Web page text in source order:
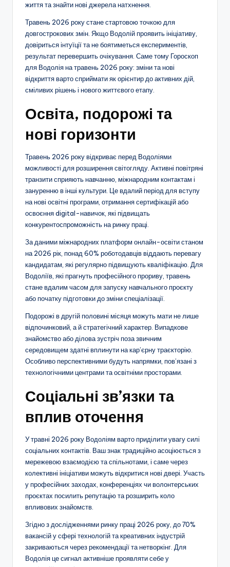
життя та знайти нові джерела натхнення.
Травень 2026 року стане стартовою точкою для
довгострокових змін. Якщо Водолій проявить ініціативу,
довіриться інтуїції та не боятиметься експериментів,
результат перевершить очікування. Саме тому Гороскоп
для Водолія на травень 2026 року: зміни та нові
відкриття варто сприймати як орієнтир до активних дій,
сміливих рішень і нового життєвого етапу.
Освіта, подорожі та
нові горизонти
Травень 2026 року відкриває перед Водоліями
можливості для розширення світогляду. Активні повітряні
транзити сприяють навчанню, міжнародним контактам і
зануренню в інші культури. Це вдалий період для вступу
на нові освітні програми, отримання сертифікацій або
освоєння digital-навичок, які підвищать
конкурентоспроможність на ринку праці.
За даними міжнародних платформ онлайн-освіти станом
на 2026 рік, понад 60% роботодавців віддають перевагу
кандидатам, які регулярно підвищують кваліфікацію. Для
Водоліїв, які прагнуть професійного прориву, травень
стане вдалим часом для запуску навчального проєкту
або початку підготовки до зміни спеціалізації.
Подорожі в другій половині місяця можуть мати не лише
відпочинковий, а й стратегічний характер. Випадкове
знайомство або ділова зустріч поза звичним
середовищем здатні вплинути на кар’єрну траєкторію.
Особливо перспективними будуть напрямки, пов’язані з
технологічними центрами та освітніми просторами.
Соціальні зв’язки та
вплив оточення
У травні 2026 року Водоліям варто приділити увагу силі
соціальних контактів. Ваш знак традиційно асоціюється з
мережевою взаємодією та спільнотами, і саме через
колективні ініціативи можуть відкритися нові двері. Участь
у професійних заходах, конференціях чи волонтерських
проєктах посилить репутацію та розширить коло
впливових знайомств.
Згідно з дослідженнями ринку праці 2026 року, до 70%
вакансій у сфері технологій та креативних індустрій
закриваються через рекомендації та нетворкінг. Для
Водолія це сигнал активніше проявляти себе у